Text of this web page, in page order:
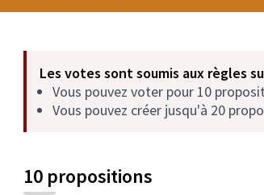
Les votes sont soumis aux règles
Vous pouvez voter pour 10
Vous pouvez créer jusqu'à 20
10 propositions